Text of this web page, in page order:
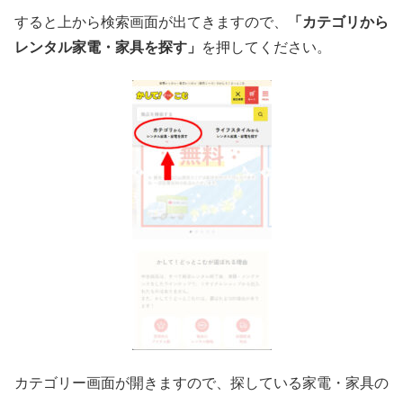
すると上から検索画面が出てきますので、
「カテゴリから
レンタル家電・家具を探す」
を押してください。
カテゴリー画面が開きますので、探している家電・家具の